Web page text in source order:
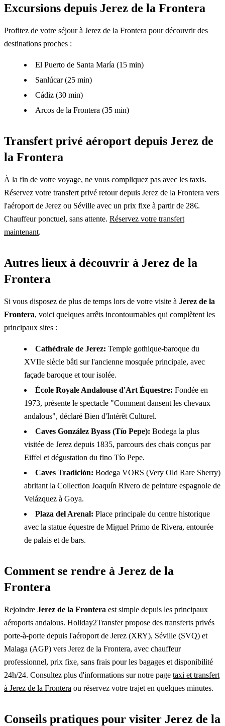
Excursions depuis Jerez de la Frontera
Profitez de votre séjour à Jerez de la Frontera pour découvrir des
destinations proches :
El Puerto de Santa María (15 min)
Sanlúcar (25 min)
Cádiz (30 min)
Arcos de la Frontera (35 min)
Transfert privé aéroport depuis Jerez de
la Frontera
À la fin de votre voyage, ne vous compliquez pas avec les taxis.
Réservez votre transfert privé retour depuis Jerez de la Frontera vers
l'aéroport de Jerez ou Séville avec un prix fixe à partir de 28€.
Chauffeur ponctuel, sans attente. Réservez votre transfert
maintenant.
Autres lieux à découvrir à Jerez de la
Frontera
Si vous disposez de plus de temps lors de votre visite à Jerez de la
Frontera, voici quelques arrêts incontournables qui complètent les
principaux sites :
Cathédrale de Jerez: Temple gothique-baroque du
XVIIe siècle bâti sur l'ancienne mosquée principale, avec
façade baroque et tour isolée.
École Royale Andalouse d'Art Équestre: Fondée en
1973, présente le spectacle "Comment dansent les chevaux
andalous", déclaré Bien d'Intérêt Culturel.
Caves González Byass (Tío Pepe): Bodega la plus
visitée de Jerez depuis 1835, parcours des chais conçus par
Eiffel et dégustation du fino Tío Pepe.
Caves Tradición: Bodega VORS (Very Old Rare Sherry)
abritant la Collection Joaquín Rivero de peinture espagnole de
Velázquez à Goya.
Plaza del Arenal: Place principale du centre historique
avec la statue équestre de Miguel Primo de Rivera, entourée
de palais et de bars.
Comment se rendre à Jerez de la
Frontera
Rejoindre Jerez de la Frontera est simple depuis les principaux
aéroports andalous. Holiday2Transfer propose des transferts privés
porte-à-porte depuis l'aéroport de Jerez (XRY), Séville (SVQ) et
Malaga (AGP) vers Jerez de la Frontera, avec chauffeur
professionnel, prix fixe, sans frais pour les bagages et disponibilité
24h/24. Consultez plus d'informations sur notre page taxi et transfert
à Jerez de la Frontera ou réservez votre trajet en quelques minutes.
Conseils pratiques pour visiter Jerez de la